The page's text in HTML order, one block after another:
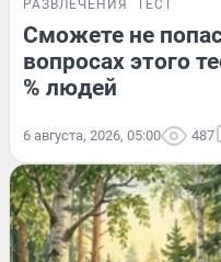
РАЗВЛЕЧЕНИЯ ТЕСТ
Сможете не
вопросах этого
% людей
6 августа, 2026, 05:00 487